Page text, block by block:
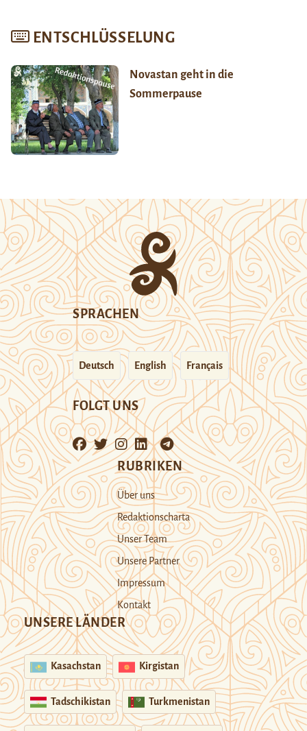
ENTSCHLÜSSELUNG
Novastan geht in die
Sommerpause
SPRACHEN
Deutsch English Français
FOLGT UNS
RUBRIKEN
Über uns
Redaktionscharta
Unser Team
Unsere Partner
Impressum
Kontakt
UNSERE LÄNDER
Kasachstan Kirgistan
Tadschikistan Turkmenistan